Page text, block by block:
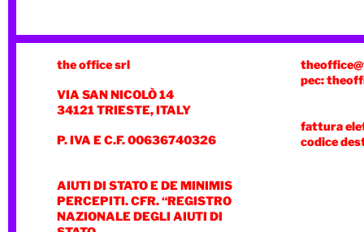
the office srl
VIA SAN NICOLÒ 14
34121 TRIESTE, ITALY
P. IVA E C.F. 00636740326
AIUTI DI STATO E DE MINIMIS
PERCEPITI. CFR. “REGISTRO
NAZIONALE DEGLI AIUTI DI
pec:
fattura
codice